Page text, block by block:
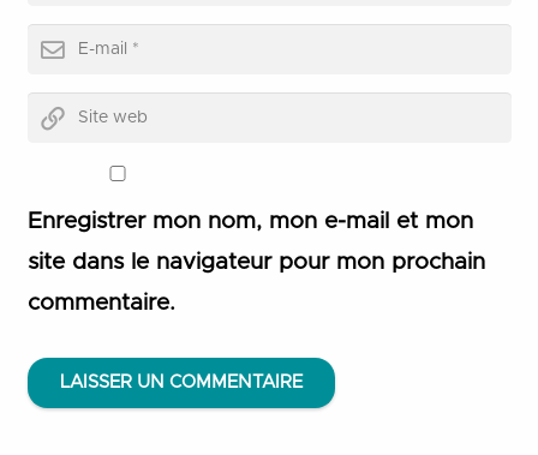
Enregistrer mon nom, mon e-mail et mon
site dans le navigateur pour mon prochain
commentaire.
LAISSER UN COMMENTAIRE